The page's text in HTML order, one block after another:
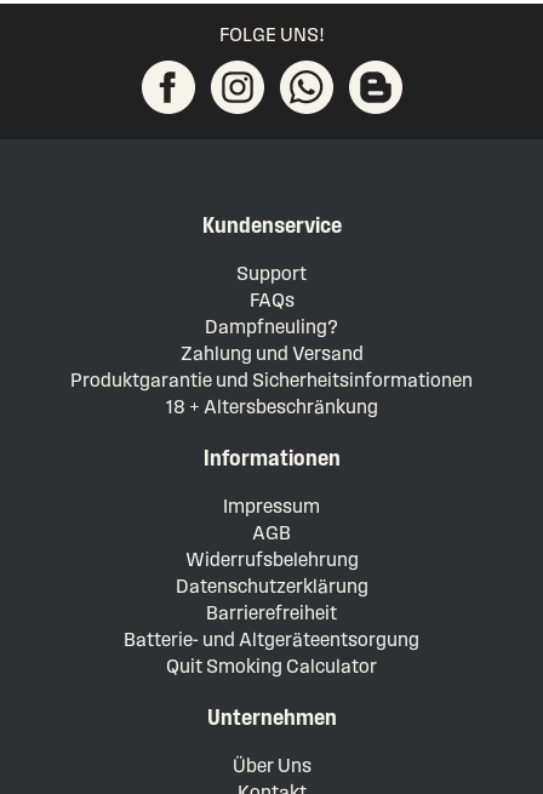
FOLGE UNS!
Kundenservice
Support
FAQs
Dampfneuling?
Zahlung und Versand
Produktgarantie und Sicherheitsinformationen
18 + Altersbeschränkung
Informationen
Impressum
AGB
Widerrufsbelehrung
Datenschutzerklärung
Barrierefreiheit
Batterie- und Altgeräteentsorgung
Quit Smoking Calculator
Unternehmen
Über Uns